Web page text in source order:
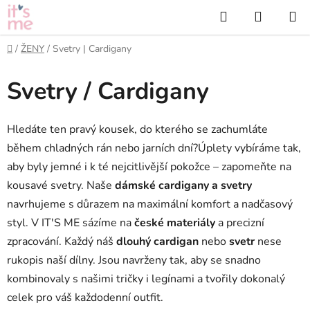
Přejít
na
obsah
Hledat
KOŠÍK
Domů
/ ŽENY / Svetry | Cardigany
Svetry / Cardigany
Hledáte ten pravý kousek, do kterého se zachumláte
během chladných rán nebo jarních dní?Úplety vybíráme tak,
aby byly jemné i k té nejcitlivější pokožce – zapomeňte na
kousavé svetry. Naše dámské cardigany a svetry
navrhujeme s důrazem na maximální komfort a nadčasový
styl. V IT'S ME sázíme načeské materiály a precizní
zpracování. Každý náš dlouhý cardigan nebosvetr nese
rukopis naší dílny. Jsou navrženy tak, aby se snadno
kombinovaly s našimi tričky i legínami a tvořily dokonalý
celek pro váš každodenní outfit.